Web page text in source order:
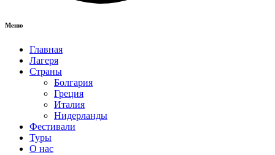
Меню
Главная
Лагеря
Страны
Болгария
Греция
Италия
Нидерланды
Фестивали
Туры
О нас